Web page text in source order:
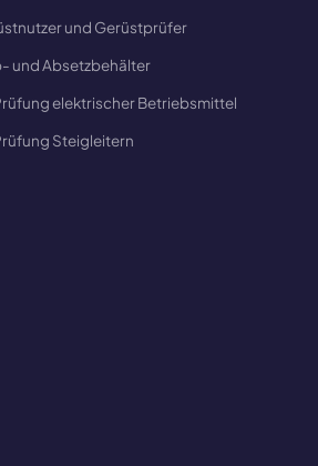
und Gerüstprüfer
und Absetzbehälter
elektrischer Betriebsmittel
Steigleitern